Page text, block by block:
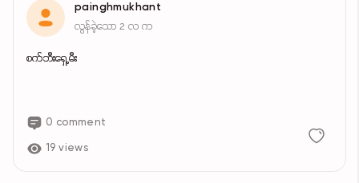
painghmukhant
လွန်ခဲ့သော 2 လ က
စက်ဘီးရှေ့မီး
0 comment
19 views